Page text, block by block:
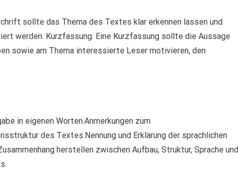
sollte das Thema des Textes klar erkennen lassen und
werden. Kurzfassung: Eine Kurzfassung sollte die Aussage
sowie am Thema interessierte Leser motivieren, den
in eigenen Worten.Anmerkungen zum
des Textes.Nennung und Erklärung der sprachlichen
herstellen zwischen Aufbau, Struktur, Sprache und